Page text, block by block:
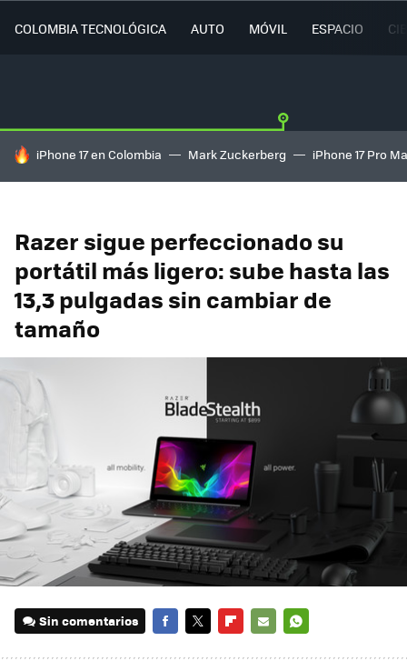
COLOMBIA TECNOLÓGICA AUTO MÓVIL ESPACIO
HOY SE HABLA DE
iPhone 17 en Colombia Mark Zuckerberg iPhone 17 Pro
Razer sigue perfeccionado su
portátil más ligero: sube hasta las
13,3 pulgadas sin cambiar de
tamaño
Sin comentarios